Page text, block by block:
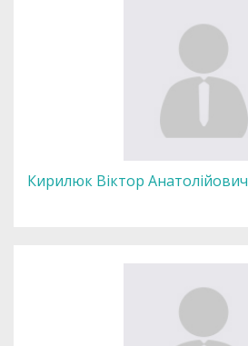
Кирилюк Віктор Анатолійович